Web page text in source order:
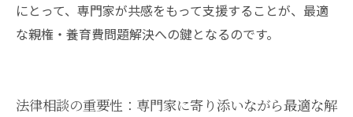
にとって、専門家が共感をもって支援することが、最適
な親権・養育費問題解決への鍵となるのです。
法律相談の重要性：専門家に寄り添いながら最適な解